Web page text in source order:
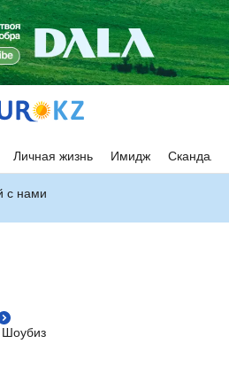
Личная жизнь Имидж Скандалы
с нами
Шоубиз